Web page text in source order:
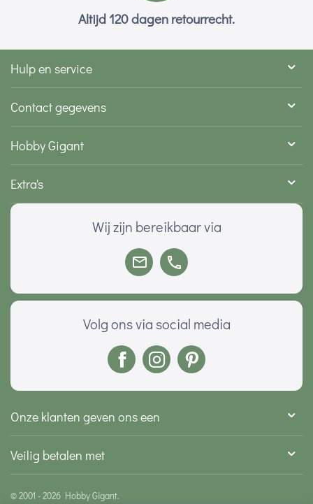
Altijd 120 dagen retourrecht.
Hulp en service
Contact gegevens
Hobby Gigant
Extra's
Wij zijn bereikbaar via
Volg ons via social media
Onze klanten geven ons een
Veilig betalen met
© 2001 - 2026 Hobby Gigant.